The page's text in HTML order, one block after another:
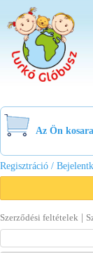
Az Ön
Regisztráció /
Szerződési feltételek |